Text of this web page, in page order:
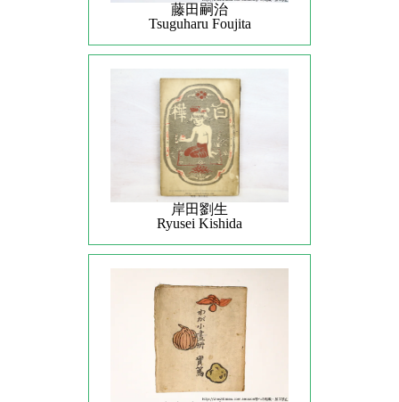
藤田嗣治
Tsuguharu Foujita
岸田劉生
Ryusei Kishida